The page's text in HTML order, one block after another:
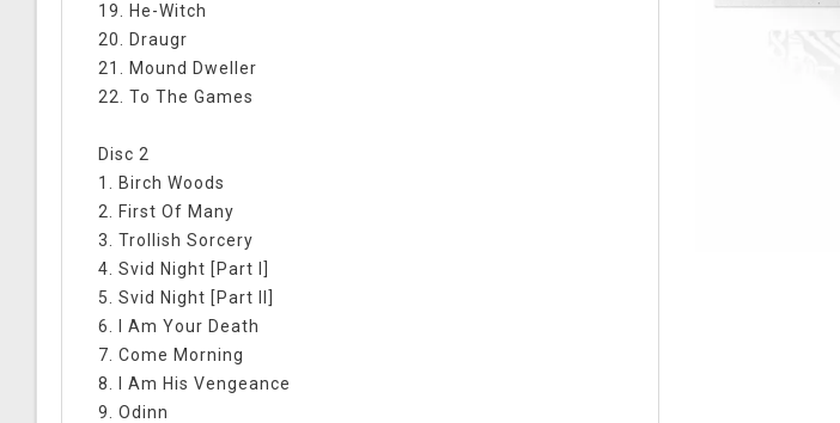
19. He-Witch
20. Draugr
21. Mound Dweller
22. To The Games
Disc 2
1. Birch Woods
2. First Of Many
3. Trollish Sorcery
4. Svid Night [Part I]
5. Svid Night [Part II]
6. I Am Your Death
7. Come Morning
8. I Am His Vengeance
9. Odinn